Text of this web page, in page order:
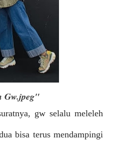
Gw.jpeg"
gw selalu meleleh
bisa terus mendampingi